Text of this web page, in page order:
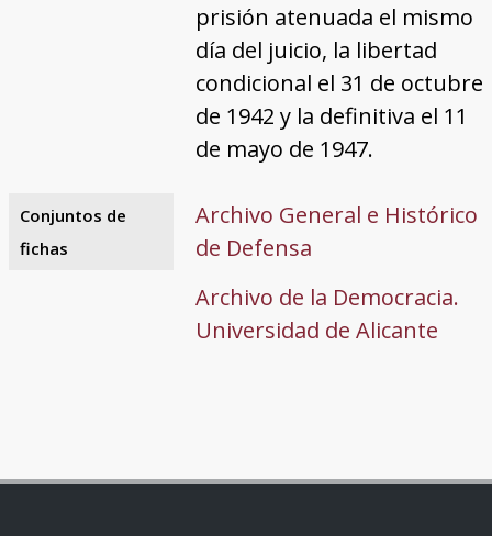
prisión atenuada el mismo
día del juicio, la libertad
condicional el 31 de octubre
de 1942 y la definitiva el 11
de mayo de 1947.
Conjuntos de
fichas
Archivo General e Histórico
de Defensa
Archivo de la Democracia.
Universidad de Alicante